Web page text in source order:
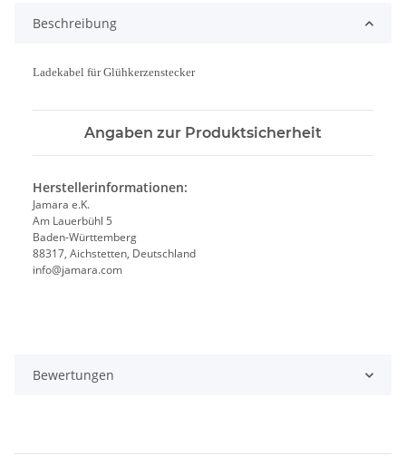
Beschreibung
Ladekabel für Glühkerzenstecker
Angaben zur Produktsicherheit
Herstellerinformationen:
Jamara e.K.
Am Lauerbühl 5
Baden-Württemberg
88317, Aichstetten, Deutschland
info@jamara.com
Bewertungen